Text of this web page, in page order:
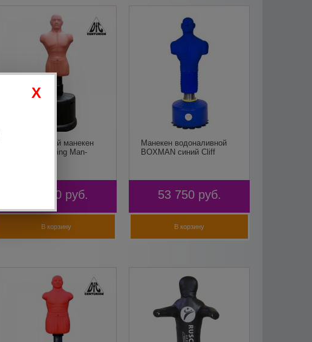
Водоналивной манекен
Boxing Punching Man-
38 990 руб.
В корзину
Манекен водоналивной
BOXMAN синий Cliff
53 750 руб.
В корзину